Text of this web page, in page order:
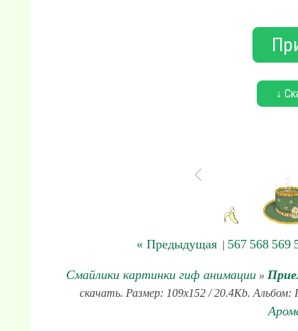
↓
« Предыдущая| 567 568 569
Смайлики картинки гиф анимации »
скачать. Размер: 109x152 / 20.4Kb.